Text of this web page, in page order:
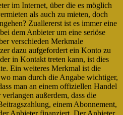
im Internet, über die es möglich
als auch zu mieten, doch
Zuallererst ist es immer eine
dem Anbieter um eine seriöse
verschieden Merkmale
dazu aufgefordert ein Konto zu
in Kontakt treten kann, ist dies
Ein weiteres Merkmal ist die
man durch die Angabe wichtiger,
man an einem offiziellen Handel
außerdem, dass die
einem Abonnement,
Anbieter finanziert. Der Anbieter